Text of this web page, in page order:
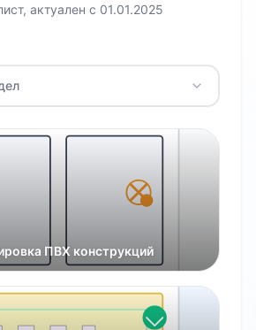
актуален с 01.01.2025
ПВХ конструкций